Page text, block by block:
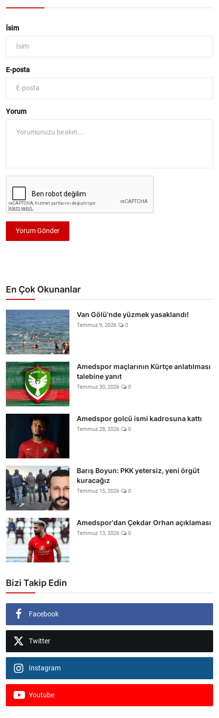
İsim
E-posta
Yorum
Yorum Gönder
En Çok Okunanlar
Van Gölü'nde yüzmek yasaklandı!
Temmuz 9, 2026 0
Amedspor maçlarının Kürtçe anlatılması
talebine yanıt
Temmuz 30, 2026 0
Amedspor golcü ismi kadrosuna kattı
Temmuz 28, 2026 0
Barış Boyun: PKK yetersiz, yeni örgüt
kuracağız
Temmuz 15, 2026 0
Amedspor'dan Çekdar Orhan açıklaması
Temmuz 13, 2026 0
Bizi Takip Edin
Facebook
Twitter
Instagram
Youtube